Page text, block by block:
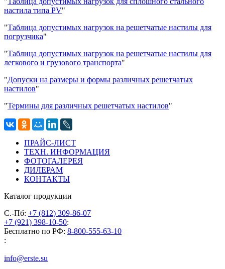
настила типа PV"
"Таблица допустимых нагрузок на решетчатые настилы для
погрузчика"
"Таблица допустимых нагрузок на решетчатые настилы для
легкового и грузового транспорта"
"Допуски на размеры и формы различных решетчатых
настилов"
"Термины для различных решетчатых настилов"
ПРАЙС-ЛИСТ
ТЕХН. ИНФОРМАЦИЯ
ФОТОГАЛЕРЕЯ
ДИЛЕРАМ
КОНТАКТЫ
Каталог продукции
С.-Пб: +7 (812) 309-86-07
+7 (921) 398-10-50:
Бесплатно по РФ: 8-800-555-63-10
:
info@erste.su